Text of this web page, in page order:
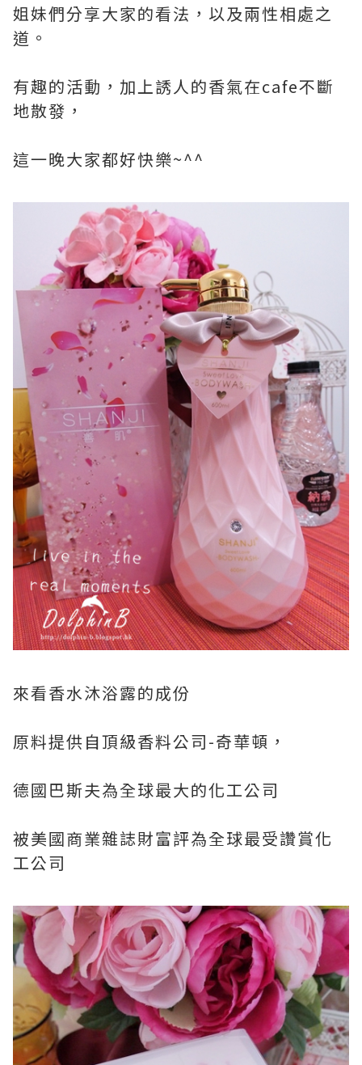
姐妹們分享大家的看法，以及兩性相處之
道。
有趣的活動，加上誘人的香氣在cafe不斷
地散發，
這一晚大家都好快樂~^^
來看香水沐浴露的成份
原料提供自頂級香料公司-奇華頓，
德國巴斯夫為全球最大的化工公司
被美國商業雜誌財富評為全球最受讚賞化
工公司